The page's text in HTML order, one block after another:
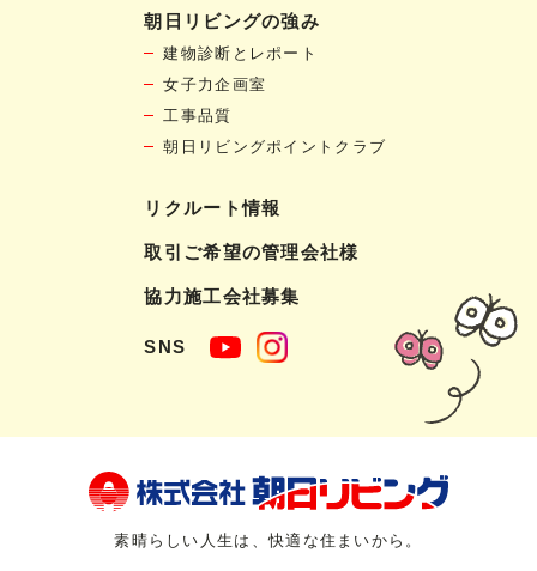
朝日リビングの強み
建物診断とレポート
女子力企画室
工事品質
朝日リビングポイントクラブ
リクルート情報
取引ご希望の管理会社様
協力施工会社募集
SNS
素晴らしい人生は、快適な住まいから。